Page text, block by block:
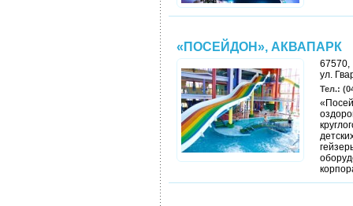
«ПОСЕЙДОН», АКВАПАРК
67570,
ул.
Тел.: